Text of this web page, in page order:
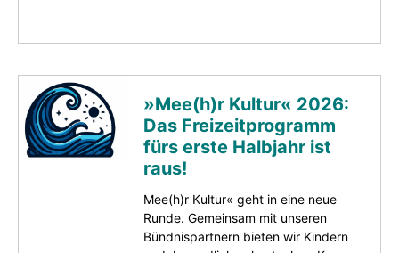
»Mee(h)r Kultur« 2026:
Das Freizeitprogramm
fürs erste Halbjahr ist
raus!
Mee(h)r Kultur« geht in eine neue
Runde. Gemeinsam mit unseren
Bündnispartnern bieten wir Kindern